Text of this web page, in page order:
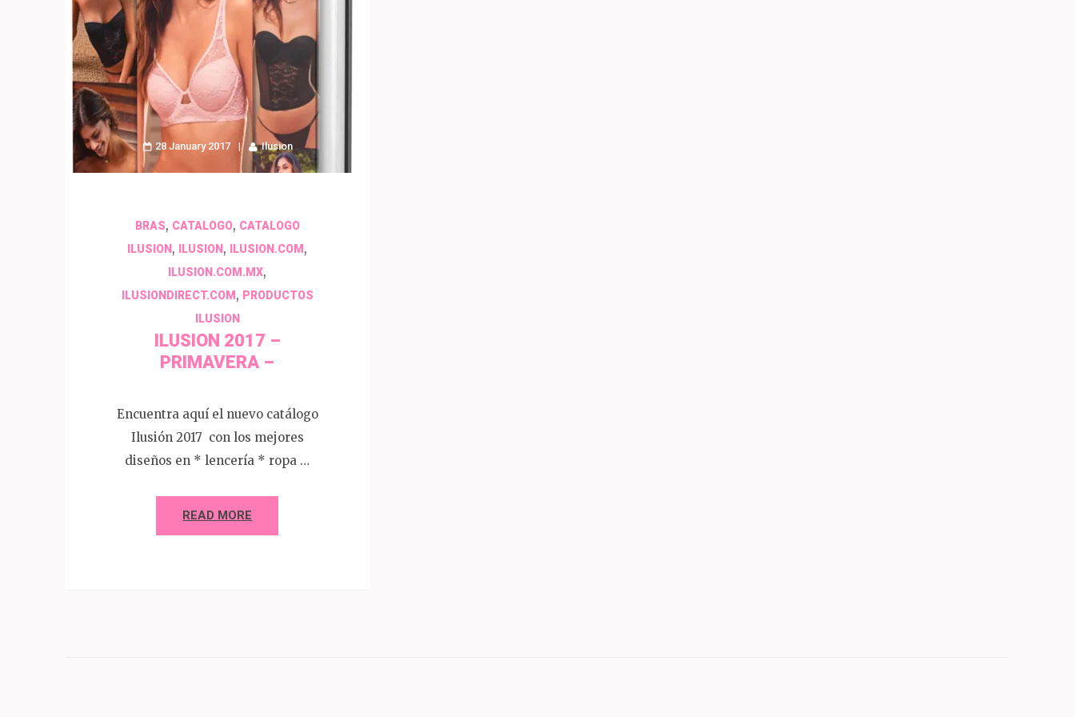
28 January 2017 Ilusion
BRAS, CATALOGO, CATALOGO
ILUSION , ILUSION , ILUSION.COM ,
ILUSION.COM.MX,
ILUSIONDIRECT.COM , PRODUCTOS
ILUSION
ILUSION 2017 –
PRIMAVERA –
Encuentra aquí el nuevo catálogo
Ilusión 2017 con los mejores
diseños en * lencería * ropa …
READ MORE